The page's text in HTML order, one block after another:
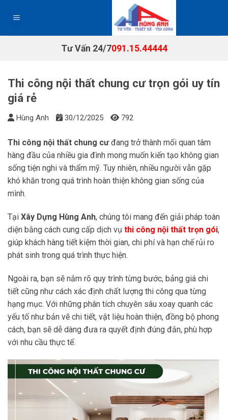
Tư Vấn 24/7091.15.44444
Thi công nội thất chung cư trọn gói uy tín
giá rẻ
Hùng Anh 30/12/2025 792
Thi công nội thất chung cưđang trở thành mối quan tâm
hàng đầu của nhiều gia đình mong muốn kiến tạo không gian
sống tiện nghi và thẩm mỹ. Tuy nhiên, nhiều người vẫn gặp
khó khăn trong quá trình hoàn thiện không gian sống của
mình.
Tại Xây Dựng Hùng Anh, chúng tôi mang đến giải pháp toàn
diện bằng cách cung cấp dịch vụ thi công nội thất trọn gói,
giúp khách hàng tiết kiệm thời gian, chi phí và hạn chế rủi ro
phát sinh trong quá trình thực hiện.
Ngoài ra, bạn sẽ nắm rõ quy trình từng bước, bảng giá chi
tiết cũng như cách xác định chất lượng thi công qua từng
hạng mục. Với những phân tích chuyên sâu xoay quanh các
yếu tố như bản vẽ chi tiết, vật liệu hoàn thiện, đồng bộ phong
cách, bạn sẽ dễ dàng đưa ra quyết định đúng đắn, phù hợp
với nhu cầu thực tế.